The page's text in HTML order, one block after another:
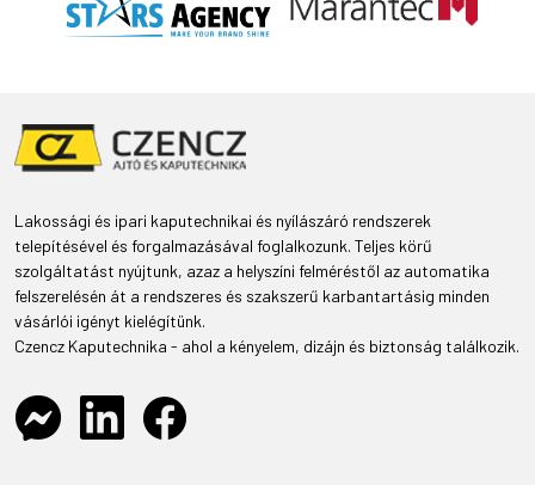
Lakossági és ipari kaputechnikai és nyílászáró rendszerek
telepítésével és forgalmazásával foglalkozunk. Teljes körű
szolgáltatást nyújtunk, azaz a helyszíni felméréstől az automatika
felszerelésén át a rendszeres és szakszerű karbantartásig minden
vásárlói igényt kielégítünk.
Czencz Kaputechnika - ahol a kényelem, dizájn és biztonság találkozik.